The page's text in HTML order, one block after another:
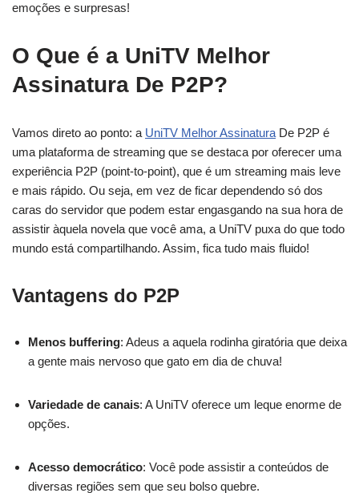
emoções e surpresas!
O Que é a UniTV Melhor
Assinatura De P2P?
Vamos direto ao ponto: a UniTV Melhor Assinatura De P2P é
uma plataforma de streaming que se destaca por oferecer uma
experiência P2P (point-to-point), que é um streaming mais leve
e mais rápido. Ou seja, em vez de ficar dependendo só dos
caras do servidor que podem estar engasgando na sua hora de
assistir àquela novela que você ama, a UniTV puxa do que todo
mundo está compartilhando. Assim, fica tudo mais fluido!
Vantagens do P2P
Menos buffering: Adeus a aquela rodinha giratória que deixa
a gente mais nervoso que gato em dia de chuva!
Variedade de canais: A UniTV oferece um leque enorme de
opções.
Acesso democrático: Você pode assistir a conteúdos de
diversas regiões sem que seu bolso quebre.